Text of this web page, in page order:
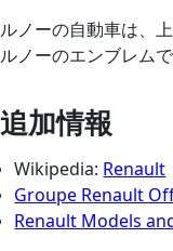
ルノーの自動車は、
ルノーのエンブレムで
追加情報
Wikipedia: Renault
Groupe Renault
Renault Models